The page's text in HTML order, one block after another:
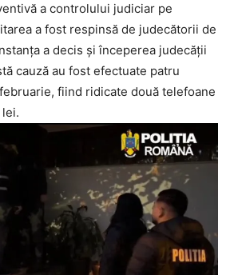
a controlului judiciar pe
a fost respinsă de judecătorii de
a decis și începerea judecății
cauză au fost efectuate patru
fiind ridicate două telefoane
lei.